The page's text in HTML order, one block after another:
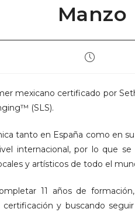
Manzo
Publicación
entrada:
mexicano certificado por
(SLS).
tanto en España como en
internacional, por lo que
y artísticos de todo el
11 años de
y buscando